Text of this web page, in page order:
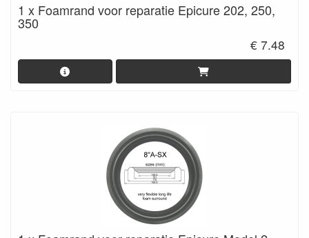
1 x Foamrand voor reparatie Epicure 202, 250,
350
€ 7.48